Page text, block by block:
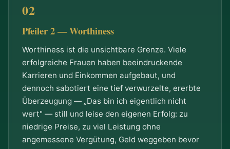
Pfeiler 2 — Worthiness
Worthiness ist die unsichtbare Grenze. Viele
erfolgreiche Frauen haben beeindruckende
Karrieren und Einkommen aufgebaut, und
dennoch sabotiert eine tief verwurzelte, ererbte
Überzeugung — „Das bin ich eigentlich nicht
wert" — still und leise den eigenen Erfolg: zu
niedrige Preise, zu viel Leistung ohne
angemessene Vergütung, Geld weggeben bevor